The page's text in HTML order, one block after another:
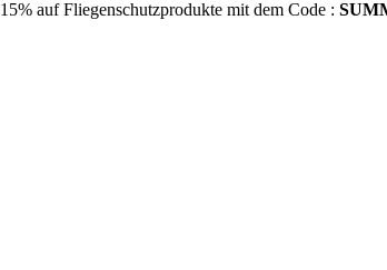
15% auf Fliegenschutzprodukte mit dem Code :